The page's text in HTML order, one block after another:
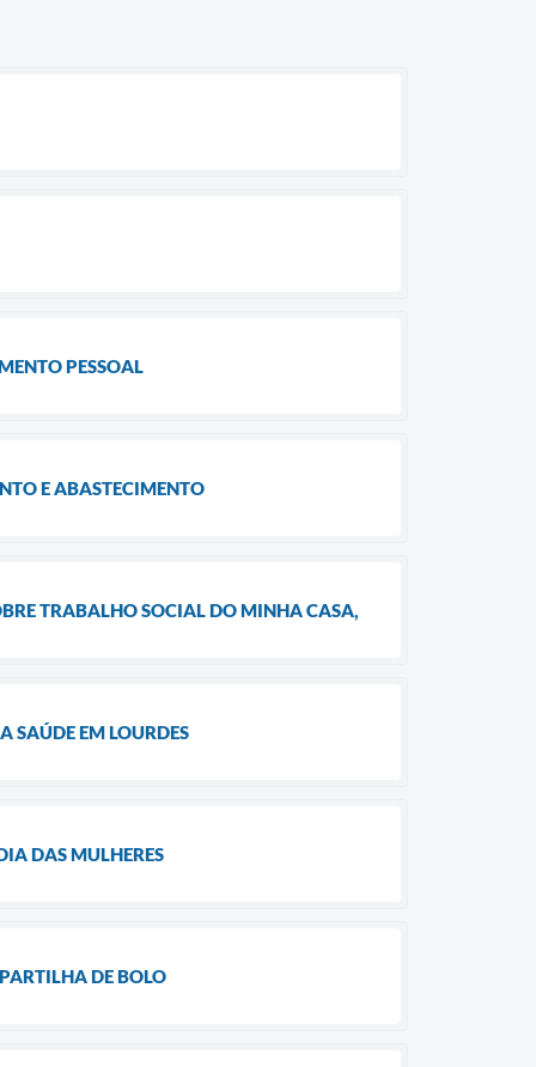
PESSOAL
E ABASTECIMENTO
TRABALHO SOCIAL DO MINHA CASA,
SAÚDE EM LOURDES
DAS MULHERES
DE BOLO